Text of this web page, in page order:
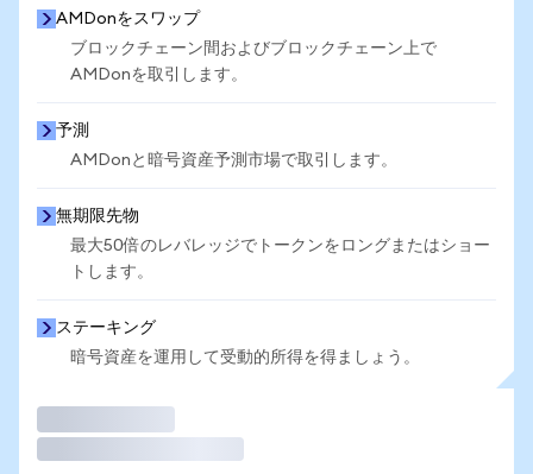
AMDonをスワップ
ブロックチェーン間およびブロックチェーン上で
AMDonを取引します。
予測
AMDonと暗号資産予測市場で取引します。
無期限先物
最大50倍のレバレッジでトークンをロングまたはショー
トします。
ステーキング
暗号資産を運用して受動的所得を得ましょう。